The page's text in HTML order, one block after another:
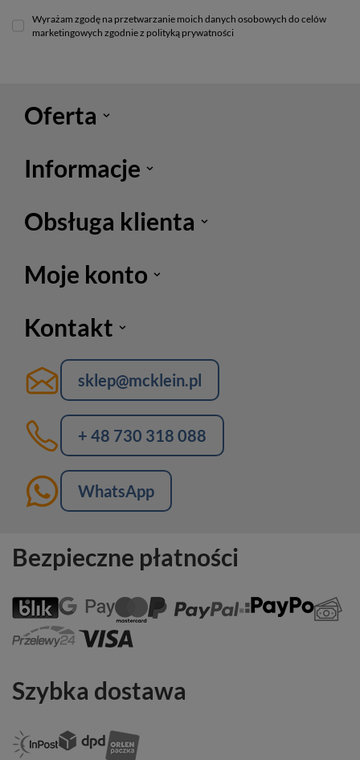
Wyrażam zgodę na przetwarzanie moich danych osobowych do celów
marketingowych zgodnie z polityką prywatności
Oferta
Informacje
Obsługa klienta
Moje konto
Kontakt
sklep@mcklein.pl
+ 48 730 318 088
WhatsApp
Bezpieczne płatności
Szybka dostawa